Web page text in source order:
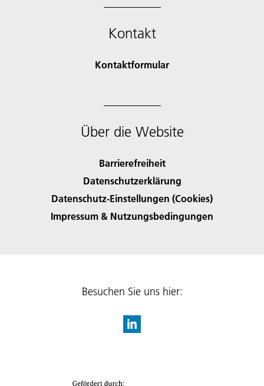
Kontakt
Kontaktformular
Über die Website
Barrierefreiheit
Datenschutzerklärung
Datenschutz-Einstellungen (Cookies)
Impressum & Nutzungsbedingungen
Besuchen Sie uns hier: